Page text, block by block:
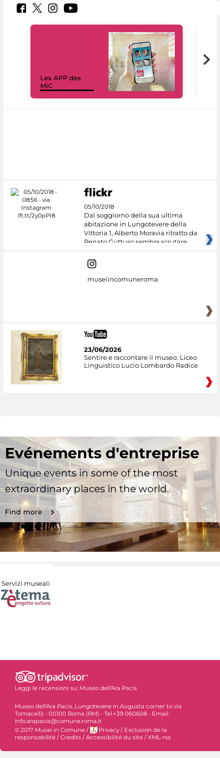
Les APP des
MiC
05/10/2018
Dal soggiorno della sua ultima
abitazione in Lungotevere della
Vittoria 1, Alberto Moravia ritratto da
Renato Guttuso sembra scrutare
museiincomuneroma
23/06/2026
Sentire e raccontare il museo: Liceo
Linguistico Lucio Lombardo Radice
Evénements d'entreprise
Unique events in some of the most
extraordinary places in the world.
Find more
Servizi museali
Leggi le recensioni su: Museo dell'Ara Pacis
Museo dell'Ara Pacis, Lungotevere in Augusta corner to via
Tomacelli) - 00100 Roma (RM) - Tel.+39 060608 - Email:
info.arapacis@comune.roma.it
© 2017 Musei in Comune / Privacy / Exclusion de la
responsabilité /Credits /Accessibilité du site /XML-rss